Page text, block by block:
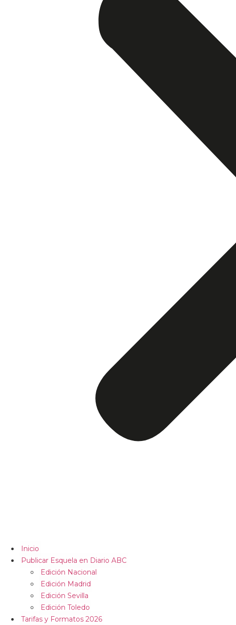
Inicio
Publicar Esquela en Diario ABC
Edición Nacional
Edición Madrid
Edición Sevilla
Edición Toledo
Tarifas y Formatos 2026